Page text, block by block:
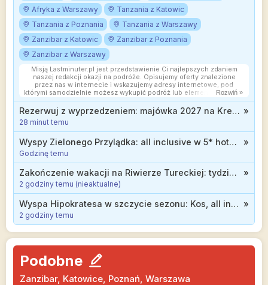
Afryka z Warszawy
Tanzania z Katowic
Tanzania z Poznania
Tanzania z Warszawy
Zanzibar z Katowic
Zanzibar z Poznania
Zanzibar z Warszawy
Misją Lastminuter.pl jest przedstawienie Ci najlepszych zdaniem
naszej redakcji okazji na podróże. Opisujemy oferty znalezione
przez nas w internecie i wskazujemy adresy internetowe, pod
którymi samodzielnie możesz wykupić podróż lub elementy podróży.
Ceny w artykułach są aktualne w chwili publikacji. Możemy
otrzymywać wynagrodzenie od partnerów handlowych, do których
Cię przekierowujemy. Nie ma to wpływu na cenę Twojej wycieczki.
Rozwiń »
Rezerwuj z wyprzedzeniem: majówka 2027 na Krecie w wydaniu all inclusive d 1699 zł »
28 minut temu
Wyspy Zielonego Przylądka: all inclusive w 5* hotelu nad oceanem od 3911 zł »
Godzinę temu
Zakończenie wakacji na Riwierze Tureckiej: tydzień w hotelu z all inclusive od 1877 zł (wyloty z 10 miast) »
2 godziny temu (nieaktualne)
Wyspa Hipokratesa w szczycie sezonu: Kos, all inclusive w 3* hotelu od 2399 zł »
2 godziny temu
Podobne
Zanzibar, Katowice, Poznań, Warszawa